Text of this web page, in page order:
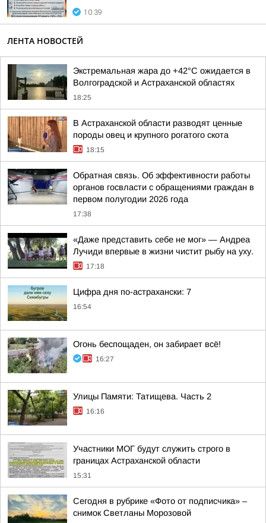
10:39
ЛЕНТА НОВОСТЕЙ
Экстремальная жара до +42°C ожидается в
Волгоградской и Астраханской областях
18:25
В Астраханской области разводят ценные
породы овец и крупного рогатого скота
18:15
Обратная связь. Об эффективности работы
органов госвласти с обращениями граждан в
первом полугодии 2026 года
17:38
«Даже представить себе не мог» — Андреа
Лучиди впервые в жизни чистит рыбу на уху.
17:18
Цифра дня по-астрахански: 7
16:54
Огонь беспощаден, он забирает всё!
16:27
Улицы Памяти: Татищева. Часть 2
16:16
Участники МОГ будут служить строго в
границах Астраханской области
15:31
Сегодня в рубрике «Фото от подписчика» –
снимок Светланы Морозовой